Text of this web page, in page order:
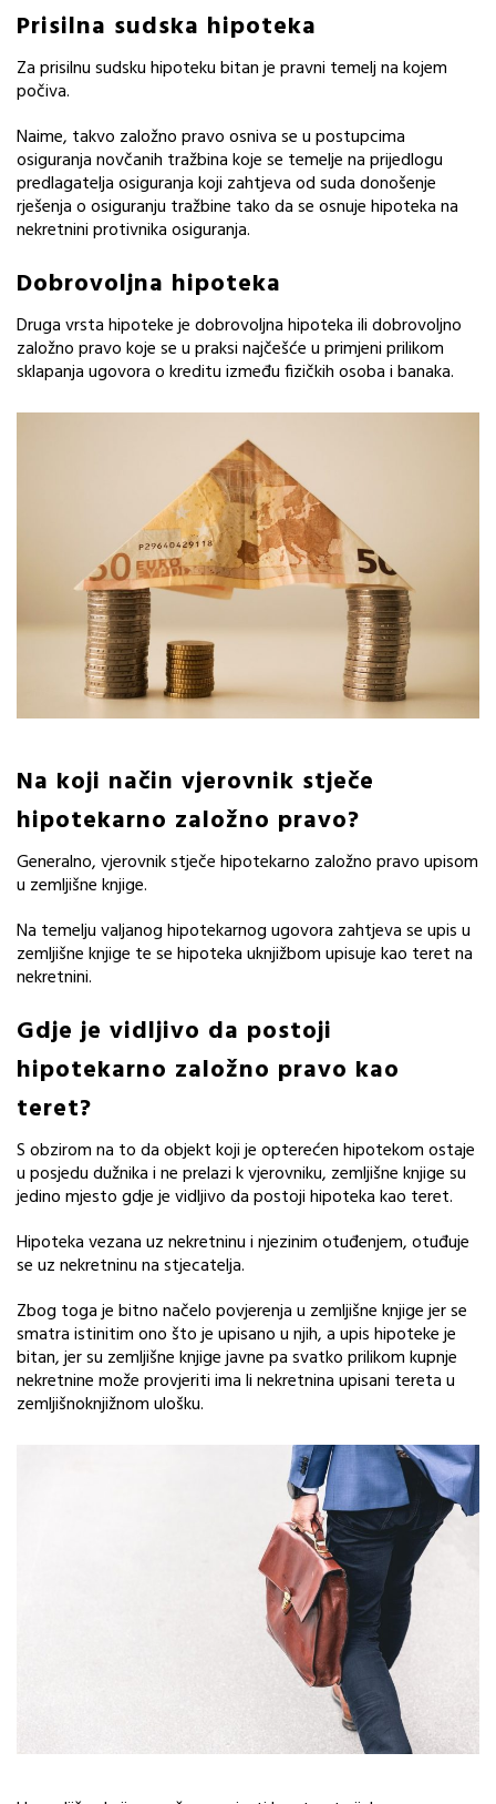
Prisilna sudska hipoteka
Za prisilnu sudsku hipoteku bitan je pravni temelj na kojem
počiva.
Naime, takvo založno pravo osniva se u postupcima
osiguranja novčanih tražbina koje se temelje na prijedlogu
predlagatelja osiguranja koji zahtjeva od suda donošenje
rješenja o osiguranju tražbine tako da se osnuje hipoteka na
nekretnini protivnika osiguranja.
Dobrovoljna hipoteka
Druga vrsta hipoteke je dobrovoljna hipoteka ili dobrovoljno
založno pravo koje se u praksi najčešće u primjeni prilikom
sklapanja ugovora o kreditu između fizičkih osoba i banaka.
Na koji način vjerovnik stječe
hipotekarno založno pravo?
Generalno, vjerovnik stječe hipotekarno založno pravo upisom
u zemljišne knjige.
Na temelju valjanog hipotekarnog ugovora zahtjeva se upis u
zemljišne knjige te se hipoteka uknjižbom upisuje kao teret na
nekretnini.
Gdje je vidljivo da postoji
hipotekarno založno pravo kao
teret?
S obzirom na to da objekt koji je opterećen hipotekom ostaje
u posjedu dužnika i ne prelazi k vjerovniku, zemljišne knjige su
jedino mjesto gdje je vidljivo da postoji hipoteka kao teret.
Hipoteka vezana uz nekretninu i njezinim otuđenjem, otuđuje
se uz nekretninu na stjecatelja.
Zbog toga je bitno načelo povjerenja u zemljišne knjige jer se
smatra istinitim ono što je upisano u njih, a upis hipoteke je
bitan, jer su zemljišne knjige javne pa svatko prilikom kupnje
nekretnine može provjeriti ima li nekretnina upisani tereta u
zemljišnoknjižnom ulošku.